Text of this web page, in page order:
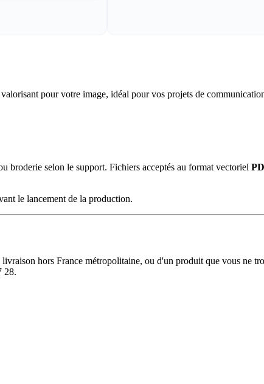
pour votre image, idéal pour vos projets de
broderie selon le support. Fichiers acceptés au format vectoriel
le lancement de la production.
hors France métropolitaine, ou d'un produit que vous ne
28.